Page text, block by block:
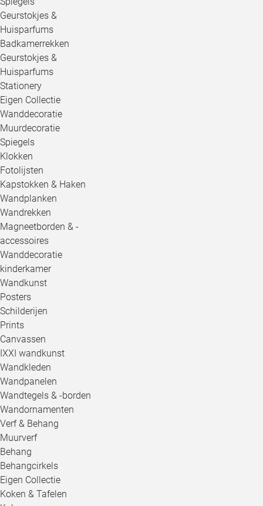
Geurstokjes &
Huisparfums
Badkamerrekken
Geurstokjes &
Huisparfums
Stationery
Eigen Collectie
Wanddecoratie
Muurdecoratie
Spiegels
Klokken
Fotolijsten
Kapstokken & Haken
Wandplanken
Wandrekken
Magneetborden & -
accessoires
Wanddecoratie
kinderkamer
Wandkunst
Posters
Schilderijen
Prints
Canvassen
IXXI wandkunst
Wandkleden
Wandpanelen
Wandtegels & -borden
Wandornamenten
Verf & Behang
Muurverf
Behang
Behangcirkels
Eigen Collectie
Koken & Tafelen